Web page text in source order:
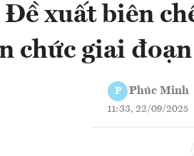
xuất biên
chức giai
P Phúc Minh
11:33, 22/09/2025